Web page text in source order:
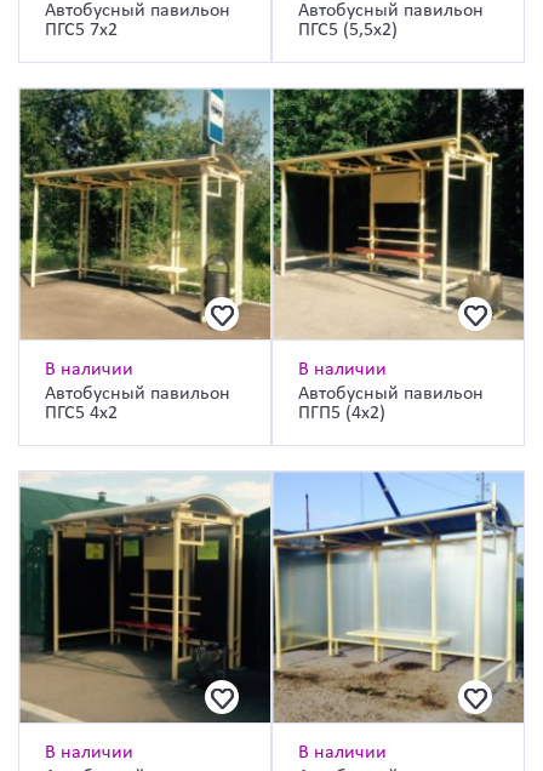
Автобусный павильон
ПГС5 7х2
Автобусный павильон
ПГС5 (5,5х2)
В наличии
Автобусный павильон
ПГС5 4х2
В наличии
Автобусный павильон
ПГП5 (4х2)
В наличии
В наличии